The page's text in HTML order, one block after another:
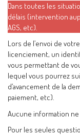
Dans toutes les
délais (intervention
AGS, etc).
Lors de l’envoi de
licenciement, un
vous permettant de
lequel vous pourrez
d’avancement de la
paiement, etc).
Aucune information
Pour les seules